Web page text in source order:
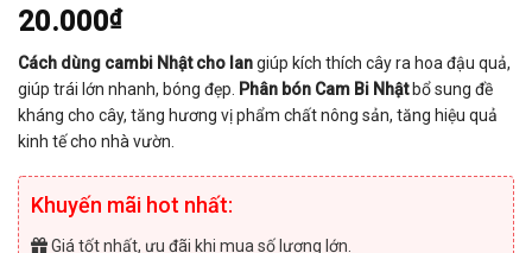
20.000₫
Cách dùng cambi Nhật cho langiúp kích thích cây ra hoa đậu quả,
giúp trái lớn nhanh, bóng đẹp.
Phân bón Cam Bi Nhậtbổ sung đề
kháng cho cây, tăng hương vị phẩm chất nông sản, tăng hiệu quả
kinh tế cho nhà vườn.
Khuyến mãi hot nhất:
Giá tốt nhất, ưu đãi khi mua số lượng lớn.